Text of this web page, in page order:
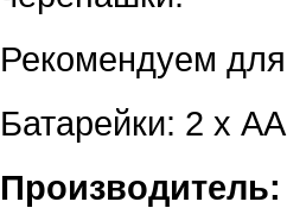
Рекомендуем
Батарейки: 2 х
Производитель: